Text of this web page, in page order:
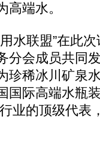
端水。
联盟”在此次
分会成员共同
珍稀冰川矿泉
国际高端水瓶
业的顶级代表